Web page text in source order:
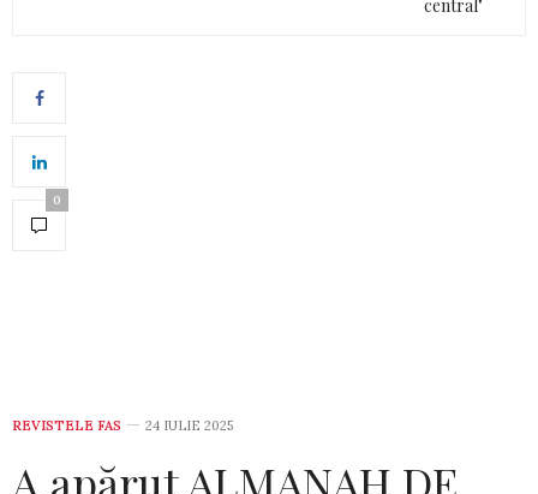
central"
0
REVISTELE FAS 24 IULIE 2025
A apărut ALMANAH DE